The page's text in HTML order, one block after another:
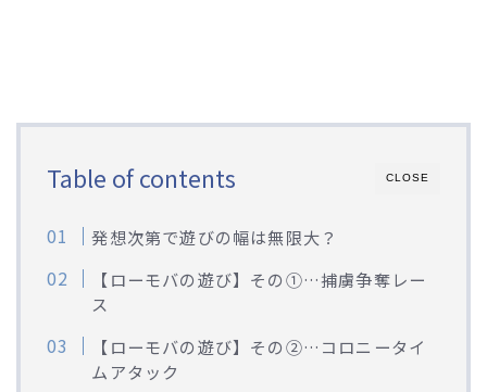
CLOSE
Table of contents
発想次第で遊びの幅は無限大？
【ローモバの遊び】その①…捕虜争奪レー
ス
【ローモバの遊び】その②…コロニータイ
ムアタック